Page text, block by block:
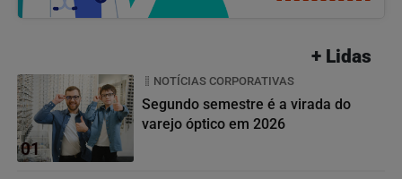
+ Lidas
01
NOTÍCIAS CORPORATIVAS
Segundo semestre é a virada do
varejo óptico em 2026